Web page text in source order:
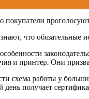
покупатели
что обязательные
и принтер. Они
схема работы у
получает